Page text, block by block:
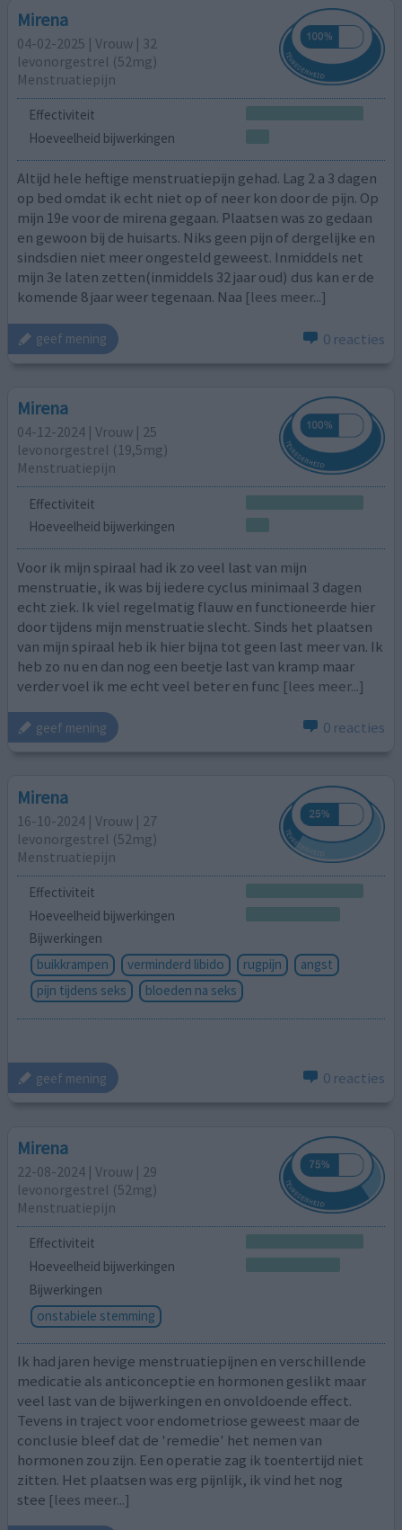
Mirena
04-02-2025 | Vrouw | 32
levonorgestrel (52mg)
Menstruatiepijn
Effectiviteit
Hoeveelheid bijwerkingen
Altijd hele heftige menstruatiepijn gehad. Lag 2 a 3 dagen
op bed omdat ik echt niet op of neer kon door de pijn. Op
mijn 19e voor de mirena gegaan. Plaatsen was zo gedaan
en gewoon bij de huisarts. Niks geen pijn of dergelijke en
sindsdien niet meer ongesteld geweest. Inmiddels net
mijn 3e laten zetten(inmiddels 32 jaar oud) dus kan er de
komende 8 jaar weer tegenaan. Naa [lees meer...]
geef mening 0 reacties
Mirena
04-12-2024 | Vrouw | 25
levonorgestrel (19,5mg)
Menstruatiepijn
Effectiviteit
Hoeveelheid bijwerkingen
Voor ik mijn spiraal had ik zo veel last van mijn
menstruatie, ik was bij iedere cyclus minimaal 3 dagen
echt ziek. Ik viel regelmatig flauw en functioneerde hier
door tijdens mijn menstruatie slecht. Sinds het plaatsen
van mijn spiraal heb ik hier bijna tot geen last meer van. Ik
heb zo nu en dan nog een beetje last van kramp maar
verder voel ik me echt veel beter en func [lees meer...]
geef mening 0 reacties
Mirena
16-10-2024 | Vrouw | 27
levonorgestrel (52mg)
Menstruatiepijn
Effectiviteit
Hoeveelheid bijwerkingen
Bijwerkingen
buikkrampen
verminderd libido rugpijn
angst
pijn tijdens seks
bloeden na seks
geef mening 0 reacties
Mirena
22-08-2024 | Vrouw | 29
levonorgestrel (52mg)
Menstruatiepijn
Effectiviteit
Hoeveelheid bijwerkingen
Bijwerkingen
onstabiele stemming
Ik had jaren hevige menstruatiepijnen en verschillende
medicatie als anticonceptie en hormonen geslikt maar
veel last van de bijwerkingen en onvoldoende effect.
Tevens in traject voor endometriose geweest maar de
conclusie bleef dat de 'remedie' het nemen van
hormonen zou zijn. Een operatie zag ik toentertijd niet
zitten. Het plaatsen was erg pijnlijk, ik vind het nog
stee [lees meer...]